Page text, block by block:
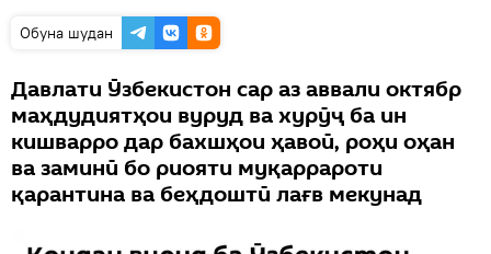
Обуна шудан
Давлати Ӯзбекистон сар аз аввали октябр
маҳдудиятҳои вуруд ва хурӯҷ ба ин
кишварро дар бахшҳои ҳавоӣ, роҳи оҳан
ва заминӣ бо риояти муқаррароти
қарантина ва беҳдоштӣ лағв мекунад